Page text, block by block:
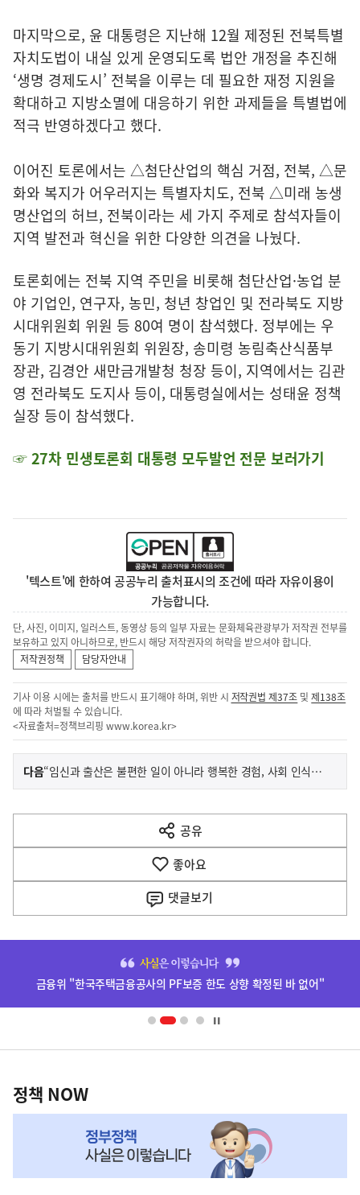
마지막으로, 윤 대통령은 지난해 12월 제정된 전북특별
자치도법이 내실 있게 운영되도록 법안 개정을 추진해
‘생명 경제도시’ 전북을 이루는 데 필요한 재정 지원을
확대하고 지방소멸에 대응하기 위한 과제들을 특별법에
적극 반영하겠다고 했다.
이어진 토론에서는 △첨단산업의 핵심 거점, 전북, △문
화와 복지가 어우러지는 특별자치도, 전북 △미래 농생
명산업의 허브, 전북이라는 세 가지 주제로 참석자들이
지역 발전과 혁신을 위한 다양한 의견을 나눴다.
토론회에는 전북 지역 주민을 비롯해 첨단산업·농업 분
야 기업인, 연구자, 농민, 청년 창업인 및 전라북도 지방
시대위원회 위원 등 80여 명이 참석했다. 정부에는 우
동기 지방시대위원회 위원장, 송미령 농림축산식품부
장관, 김경안 새만금개발청 청장 등이, 지역에서는 김관
영 전라북도 도지사 등이, 대통령실에서는 성태윤 정책
실장 등이 참석했다.
☞ 27차 민생토론회 대통령 모두발언 전문 보러가기
'텍스트'에 한하여 공공누리 출처표시의 조건에 따라 자유이용이
가능합니다.
단, 사진, 이미지, 일러스트, 동영상 등의 일부 자료는 문화체육관광부가 저작권 전부를
보유하고 있지 아니하므로, 반드시 해당 저작권자의 허락을 받으셔야 합니다.
저작권정책
담당자안내
기사 이용 시에는 출처를 반드시 표기해야 하며, 위반 시 저작권법 제37조 및제138조
에 따라 처벌될 수 있습니다.
<자료출처=정책브리핑 www.korea.kr>
이
전
다
음
다음기
사
“임신과 출산은 불편한 일이 아니라 행복한 경험, 사회 인식부터 바꿔야”
공유
열
기
좋아요
댓글보기
영
금융위 "한국주택금융공사의 PF보증 한도 상향 확정된 바 없어"
책
NOW,
정책 NOW